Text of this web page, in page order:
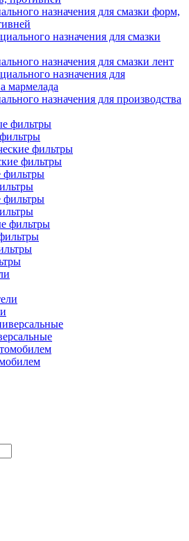
назначения для смазки форм,
назначения для смазки лент
назначения для производства
фильтры